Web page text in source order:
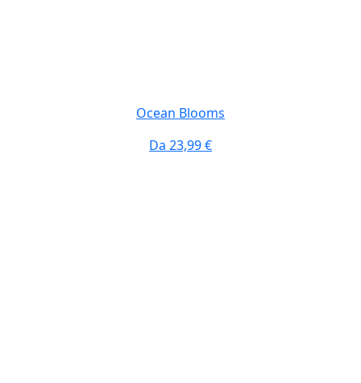
Ocean Blooms
Da 23,99 €